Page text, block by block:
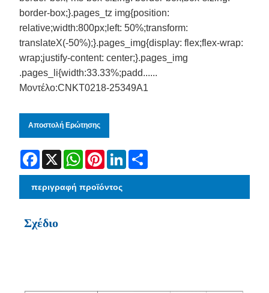
border-box;}.pages_tz img{position:
relative;width:800px;left: 50%;transform:
translateX(-50%);}.pages_img{display: flex;flex-wrap:
wrap;justify-content: center;}.pages_img
.pages_li{width:33.33%;padd......
Μοντέλο:CNKT0218-25349A1
Αποστολή Ερώτησης
Facebook
X WhatsApp
PinterestLinkedIn
περιγραφή προϊόντος
Σχέδιο